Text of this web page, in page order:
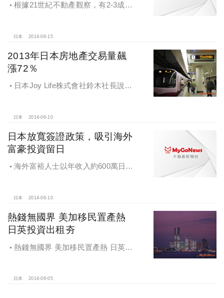
根據21世紀不動產觀察，有2-3成民
日本 2014-06-15
2013年日本房地產交易量飆
漲72％
日本Joy Life株式會社鈴木社長說
日本 2014-06-10
日本放寬簽證政策，吸引海外
富豪投資留日
海外富裕人士以年收入約600萬日元
日本 2014-06-10
熱錢無國界 美加移民置產熱
日英投資出租夯
熱錢無國界 美加移民置產熱 日英投
日本 2014-06-05